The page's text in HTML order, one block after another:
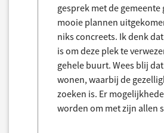
gesprek met de gemeente
mooie plannen
niks concreets. Ik denk
is om deze plek te
gehele buurt. Wees blij
wonen, waarbij de
zoeken is. Er
worden om met zijn allen